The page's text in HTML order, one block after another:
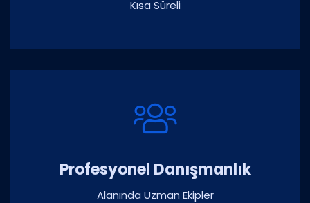
Kısa Süreli
Profesyonel Danışmanlık
Alanında Uzman Ekipler